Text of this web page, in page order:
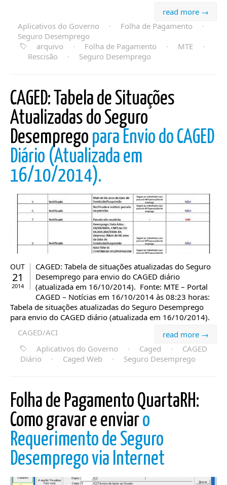
read more →
Aplicativos do Governo
· Folha de Pagamento
·
Seguro Desemprego
arquivo
· Folha de Pagamento · MTE
·
Rescisão
· Seguro Desemprego
CAGED: Tabela de Situações
Atualizadas do Seguro
Desemprego para Envio do CAGED
Diário (Atualizada em
16/10/2014).
OUT
21
2014
CAGED: Tabela de situações atualizadas do Seguro
Desemprego para envio do CAGED diário
(atualizada em 16/10/2014). Fonte: MTE – Portal
CAGED – Notícias em 16/10/2014 às 08:23 horas:
Tabela de situações atualizadas do Seguro Desemprego
para envio do CAGED diário (atualizada em 16/10/2014).
read more →
CAGED/ACI
Aplicativos do Governo
· Caged ·
CAGED
Diário
· Caged Web · Seguro Desemprego
Folha de Pagamento QuartaRH:
Como gravar e enviaro
Requerimento de Seguro
Desemprego via Internet